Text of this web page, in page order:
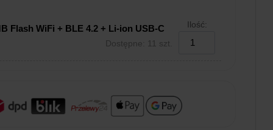
Flash WiFi + BLE 4.2 + Li-ion USB-C
Dostępne: 11 szt.
Ilość: